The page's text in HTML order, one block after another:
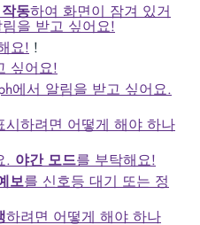
동하여 화면이 잠겨 있거
을 받고 싶어요!
요! !
싶어요!
에서 알림을 받고 싶어요.
시하려면 어떻게 해야 하나
. 야간 모드를 부탁해요!
보를 신호등 대기 또는 정
하려면 어떻게 해야 하나